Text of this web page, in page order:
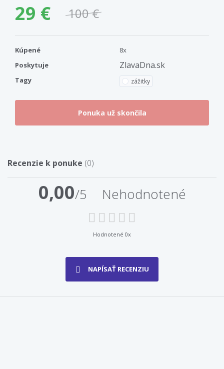
29 € 100 €
Kúpené
8x
Poskytuje
ZlavaDna.sk
Tagy zážitky
Recenzie k ponuke (0)
0,00/5 Nehodnotené
Hodnotené 0x
NAPÍSAŤ RECENZIU